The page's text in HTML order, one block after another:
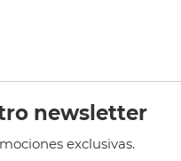
newsletter
exclusivas.